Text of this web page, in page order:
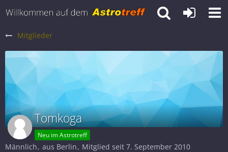
Mitglieder
Tomkoga
Neu im Astrotreff
Männlich aus Berlin
Mitglied seit 7. September 2010